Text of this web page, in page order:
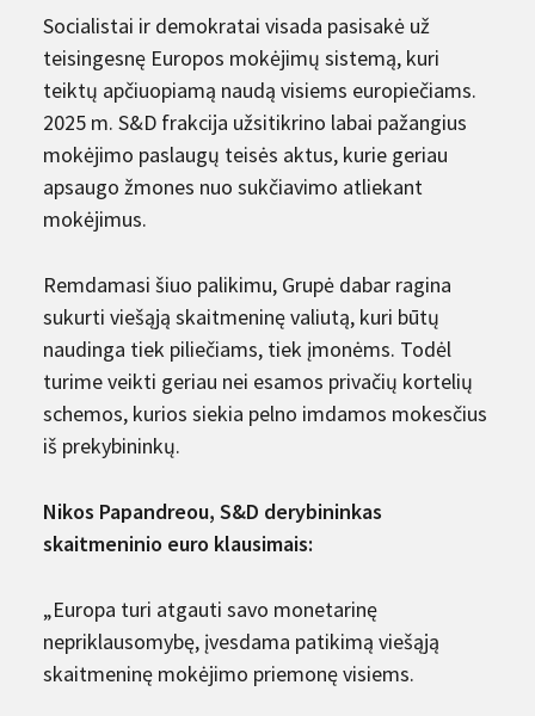
Socialistai ir demokratai visada pasisakė už
teisingesnę Europos mokėjimų sistemą, kuri
teiktų apčiuopiamą naudą visiems europiečiams.
2025 m. S&D frakcija užsitikrino labai pažangius
mokėjimo paslaugų teisės aktus, kurie geriau
apsaugo žmones nuo sukčiavimo atliekant
mokėjimus.
Remdamasi šiuo palikimu, Grupė dabar ragina
sukurti viešąją skaitmeninę valiutą, kuri būtų
naudinga tiek piliečiams, tiek įmonėms. Todėl
turime veikti geriau nei esamos privačių kortelių
schemos, kurios siekia pelno imdamos mokesčius
iš prekybininkų.
Nikos Papandreou, S&D derybininkas
skaitmeninio euro klausimais:
„Europa turi atgauti savo monetarinę
nepriklausomybę, įvesdama patikimą viešąją
skaitmeninę mokėjimo priemonę visiems.